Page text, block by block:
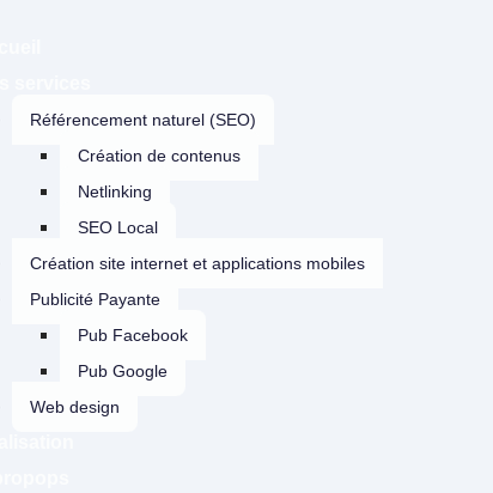
Référencement naturel (SEO)
Création de contenus
Netlinking
SEO Local
Création site internet et applications mobiles
Publicité Payante
Pub Facebook
Pub Google
Web design